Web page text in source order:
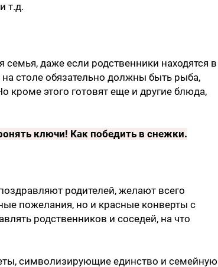
т.д.
даже если родственники находятся в
столе обязательно должны быть рыба,
этого готовят еще и другие блюда,
ключи! Как победить в снежки.
родителей, желают всего
пожелания, но и красные конверты с
родственников и соседей, на что
символизирующие единство и семейную